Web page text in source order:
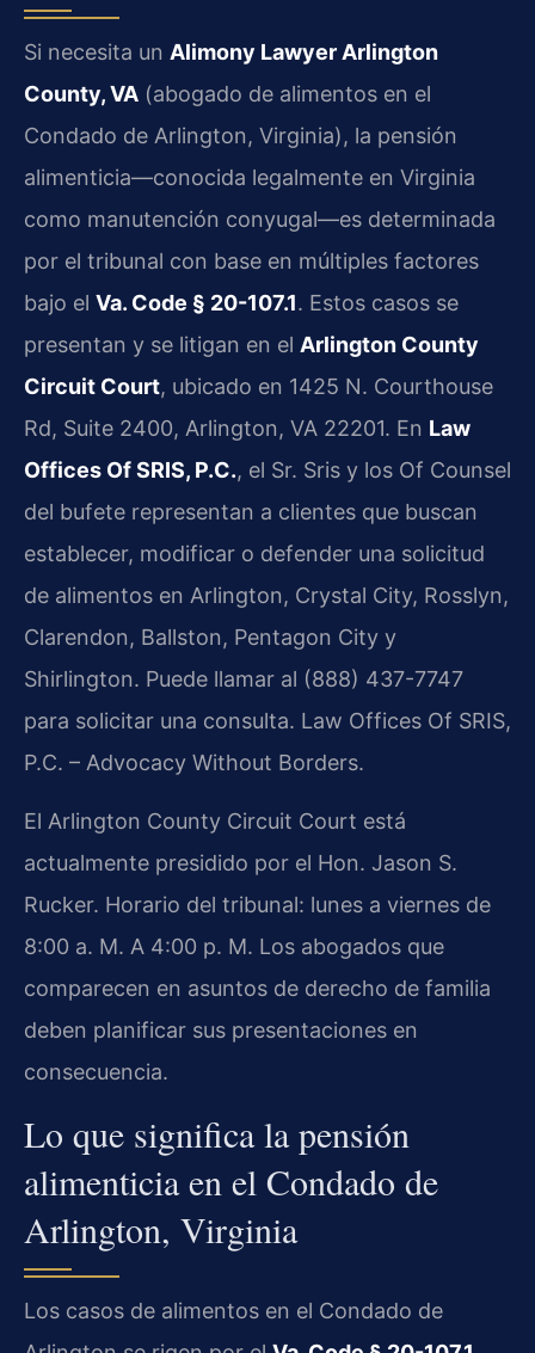
Si necesita un Alimony Lawyer Arlington
County, VA (abogado de alimentos en el
Condado de Arlington, Virginia), la pensión
alimenticia—conocida legalmente en Virginia
como manutención conyugal—es determinada
por el tribunal con base en múltiples factores
bajo el Va. Code § 20-107.1. Estos casos se
presentan y se litigan en el Arlington County
Circuit Court, ubicado en 1425 N. Courthouse
Rd, Suite 2400, Arlington, VA 22201. En Law
Offices Of SRIS, P.C., el Sr. Sris y los Of Counsel
del bufete representan a clientes que buscan
establecer, modificar o defender una solicitud
de alimentos en Arlington, Crystal City, Rosslyn,
Clarendon, Ballston, Pentagon City y
Shirlington. Puede llamar al (888) 437-7747
para solicitar una consulta. Law Offices Of SRIS,
P.C. – Advocacy Without Borders.
El Arlington County Circuit Court está
actualmente presidido por el Hon. Jason S.
Rucker. Horario del tribunal: lunes a viernes de
8:00 a. M. A 4:00 p. M. Los abogados que
comparecen en asuntos de derecho de familia
deben planificar sus presentaciones en
consecuencia.
Lo que significa la pensión
alimenticia en el Condado de
Arlington, Virginia
Los casos de alimentos en el Condado de